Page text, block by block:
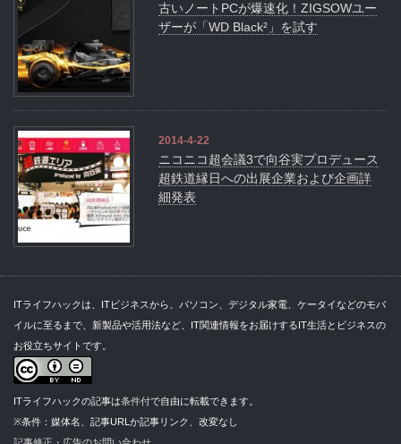
古いノートPCが爆速化！ZIGSOWユー
ザーが「WD Black²」を試す
2014-4-22
ニコニコ超会議3で向谷実プロデュース
超鉄道縁日への出展企業および企画詳
細発表
ITライフハックは、ITビジネスから、パソコン、デジタル家電、ケータイなどのモバ
イルに至るまで、新製品や活用法など、IT関連情報をお届けするIT生活とビジネスの
お役立ちサイトです。
ITライフハックの記事は条件付で自由に転載できます。
※条件：媒体名、記事URLか記事リンク、改変なし